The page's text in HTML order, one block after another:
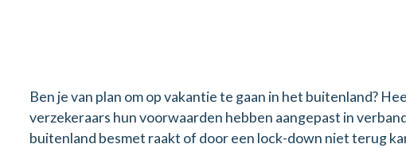
Ben je van plan om op vakantie te gaan in het buitenland?
verzekeraars hun voorwaarden hebben aangepast in
buitenland besmet raakt of door een lock-down niet terug